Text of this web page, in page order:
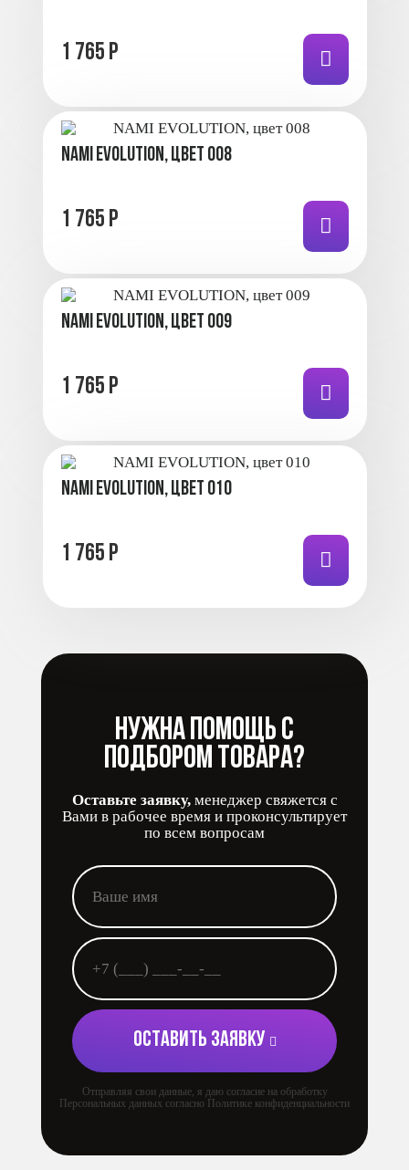
1 765 Р
NAMI EVOLUTION, цвет 008
1 765 Р
NAMI EVOLUTION, цвет 009
1 765 Р
NAMI EVOLUTION, цвет 010
1 765 Р
Нужна помощь с
подбором товара?
Оставьте заявку,менеджер свяжется с
Вами в рабочее время и проконсультирует
по всем вопросам
ОСТАВИТЬ ЗАЯВКУ
Отправляя свои данные, я даю согласие на обработку
Персональных данных согласно Политике конфиденциальности